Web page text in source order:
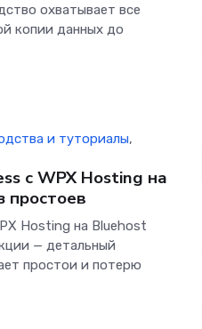
охватывает все
копии данных до
и туториалы,
с WPX Hosting на
простоев
Hosting на Bluehost
— детальный
простои и потерю